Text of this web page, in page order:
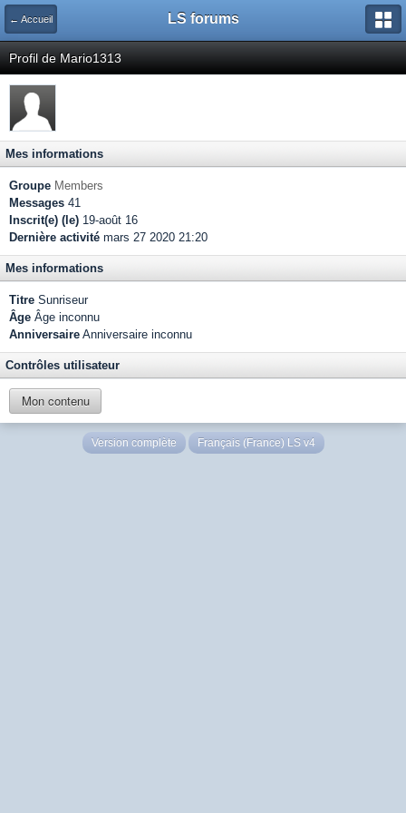
← Accueil LS forums
Profil de Mario1313
Mes informations
Groupe Members
Messages 41
Inscrit(e) (le) 19-août 16
Dernière activité mars 27 2020 21:20
Mes informations
Titre Sunriseur
Âge Âge inconnu
Anniversaire Anniversaire inconnu
Contrôles utilisateur
Mon contenu
Version complète Français (France) LS v4